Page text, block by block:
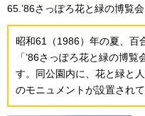
65.’86さっぽろ花と緑の博覧
昭和61（1986）年の夏、百
「’86さっぽろ花と緑の博
す。同公園内に、花と緑と
のモニュメントが設置されて